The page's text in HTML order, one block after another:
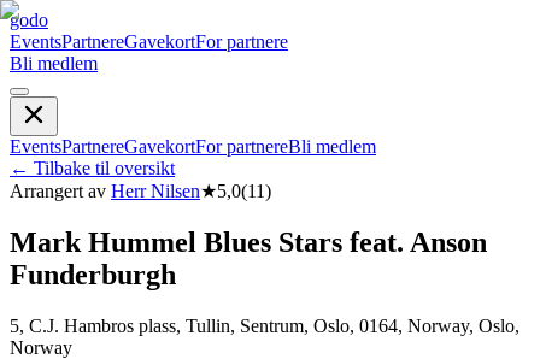
godo
EventsPartnereGavekortFor partnere
Bli medlem
EventsPartnereGavekortFor partnereBli medlem
← Tilbake til oversikt
Arrangert av Herr Nilsen★5,0(11)
Mark Hummel Blues Stars feat. Anson
Funderburgh
5, C.J. Hambros plass, Tullin, Sentrum, Oslo, 0164, Norway, Oslo,
Norway